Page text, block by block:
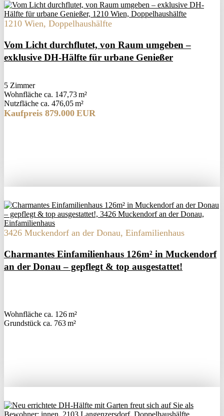
1210 Wien, Doppelhaushälfte
Vom Licht durchflutet, von Raum umgeben –
exklusive DH-Hälfte für urbane Genießer
5 Zimmer
Wohnfläche ca. 147,73 m²
Nutzfläche ca. 476,05 m²
Kaufpreis 879.000 EUR
3426 Muckendorf an der Donau, Einfamilienhaus
Charmantes Einfamilienhaus 126m² in Muckendorf
an der Donau – gepflegt & top ausgestattet!
Wohnfläche ca. 126 m²
Grund­stück ca. 763 m²